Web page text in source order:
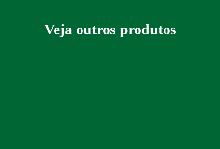
Veja outros produtos